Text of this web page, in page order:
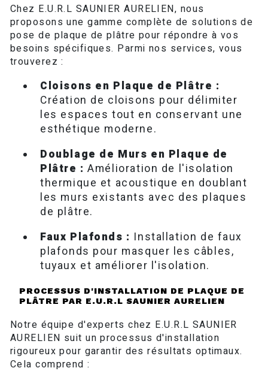
Chez E.U.R.L SAUNIER AURELIEN, nous
proposons une gamme complète de solutions de
pose de plaque de plâtre pour répondre à vos
besoins spécifiques. Parmi nos services, vous
trouverez :
Cloisons en Plaque de Plâtre :
Création de cloisons pour délimiter
les espaces tout en conservant une
esthétique moderne.
Doublage de Murs en Plaque de
Plâtre : Amélioration de l'isolation
thermique et acoustique en doublant
les murs existants avec des plaques
de plâtre.
Faux Plafonds : Installation de faux
plafonds pour masquer les câbles,
tuyaux et améliorer l'isolation.
PROCESSUS D'INSTALLATION DE PLAQUE DE
PLÂTRE PAR E.U.R.L SAUNIER AURELIEN
Notre équipe d'experts chez E.U.R.L SAUNIER
AURELIEN suit un processus d'installation
rigoureux pour garantir des résultats optimaux.
Cela comprend :